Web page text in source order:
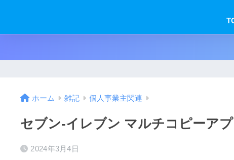
ホーム 雑記 個人事業主関連
セブン-イレブン マルチコピーア
2024年3月4日